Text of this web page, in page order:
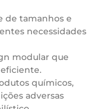
de tamanhos e
necessidades
modular que
químicos,
adversas